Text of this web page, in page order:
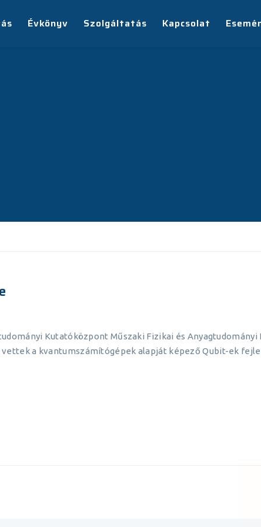
Évkönyv Szolgáltatás Kapcsolat
Kutatóközpont Műszaki Fizikai és
a kvantumszámítógépek alapját képező Qubit-ek